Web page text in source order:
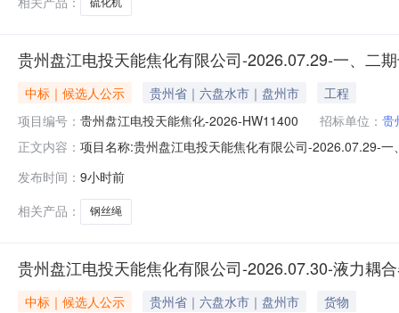
硫化机
贵州盘江电投天能焦化有限公司-2026.07.29-一、二
中标｜候选人公示 贵州省｜六盘水市｜盘州市
工程
项目编号： 贵州盘江电投天能焦化-2026-HW11400 招标单位： 贵
正文内容： 项目名称:贵州盘江电投天能焦化有限公司-2026.07.29-
1中标候选人中标候选人名称:重庆清开科技有限公司第2
发布时间： 9小时前
相关产品：
钢丝绳
贵州盘江电投天能焦化有限公司-2026.07.30-液力耦
中标｜候选人公示 贵州省｜六盘水市｜盘州市
货物